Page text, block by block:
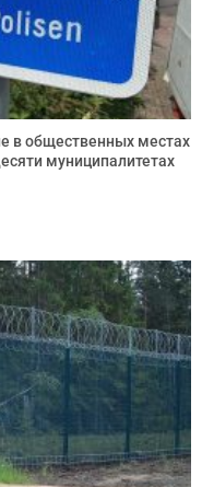
в общественных местах
муниципалитетах